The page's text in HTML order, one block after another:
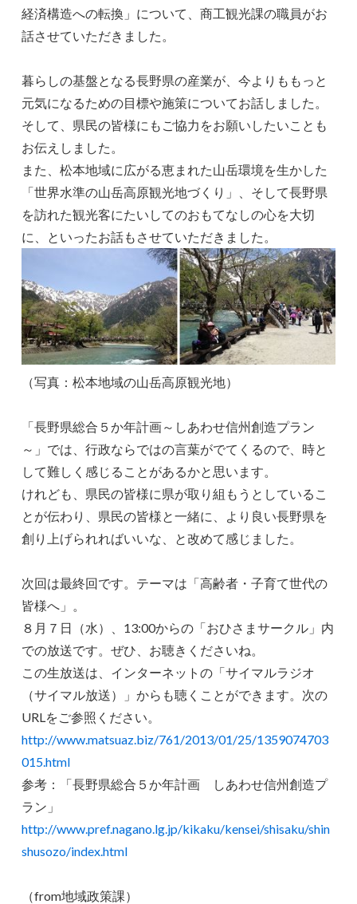
経済構造への転換」について、商工観光課の職員がお
話させていただきました。
暮らしの基盤となる長野県の産業が、今よりももっと
元気になるための目標や施策についてお話しました。
そして、県民の皆様にもご協力をお願いしたいことも
お伝えしました。
また、松本地域に広がる恵まれた山岳環境を生かした
「世界水準の山岳高原観光地づくり」、そして長野県
を訪れた観光客にたいしてのおもてなしの心を大切
に、といったお話もさせていただきました。
（写真：松本地域の山岳高原観光地）
「長野県総合５か年計画～しあわせ信州創造プラン
～」では、行政ならではの言葉がでてくるので、時と
して難しく感じることがあるかと思います。
けれども、県民の皆様に県が取り組もうとしているこ
とが伝わり、県民の皆様と一緒に、より良い長野県を
創り上げられればいいな、と改めて感じました。
次回は最終回です。テーマは「高齢者・子育て世代の
皆様へ」。
８月７日（水）、13:00からの「おひさまサークル」内
での放送です。ぜひ、お聴きくださいね。
この生放送は、インターネットの「サイマルラジオ
（サイマル放送）」からも聴くことができます。次の
URLをご参照ください。
http://www.matsuaz.biz/761/2013/01/25/1359074703
015.html
参考：「長野県総合５か年計画 しあわせ信州創造プ
ラン」
http://www.pref.nagano.lg.jp/kikaku/kensei/shisaku/shin
shusozo/index.html
（from地域政策課）